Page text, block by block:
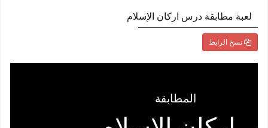
لعبة مطابقة درس اركان الإسلام
نسخ الرابط